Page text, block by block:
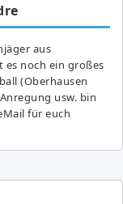
aus
es noch ein großes
(Oberhausen
usw. bin
für euch